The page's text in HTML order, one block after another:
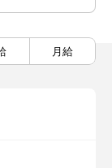
月給